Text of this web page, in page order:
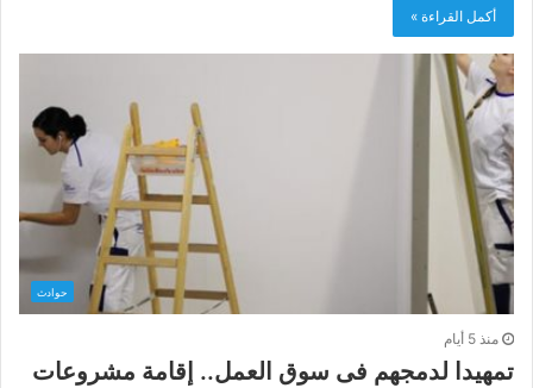
أكمل القراءة »
حوادث
منذ 5 أيام
تمهيدا لدمجهم فى سوق العمل.. إقامة مشروعات